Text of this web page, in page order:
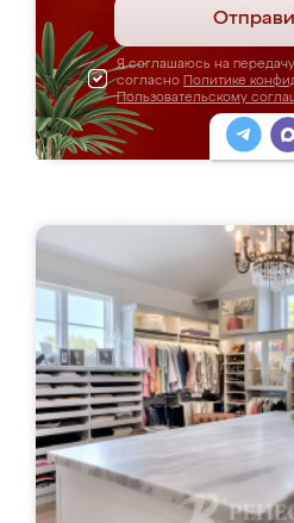
Я соглашаюсь на
согласно Политике
Пользовательскому